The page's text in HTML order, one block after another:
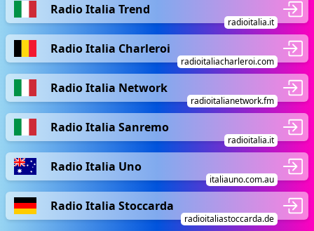
Radio Italia Trend
radioitalia.it
Radio Italia Charleroi
radioitaliacharleroi.com
Radio Italia Network
radioitalianetwork.fm
Radio Italia Sanremo
radioitalia.it
Radio Italia Uno
italiauno.com.au
Radio Italia Stoccarda
radioitaliastoccarda.de